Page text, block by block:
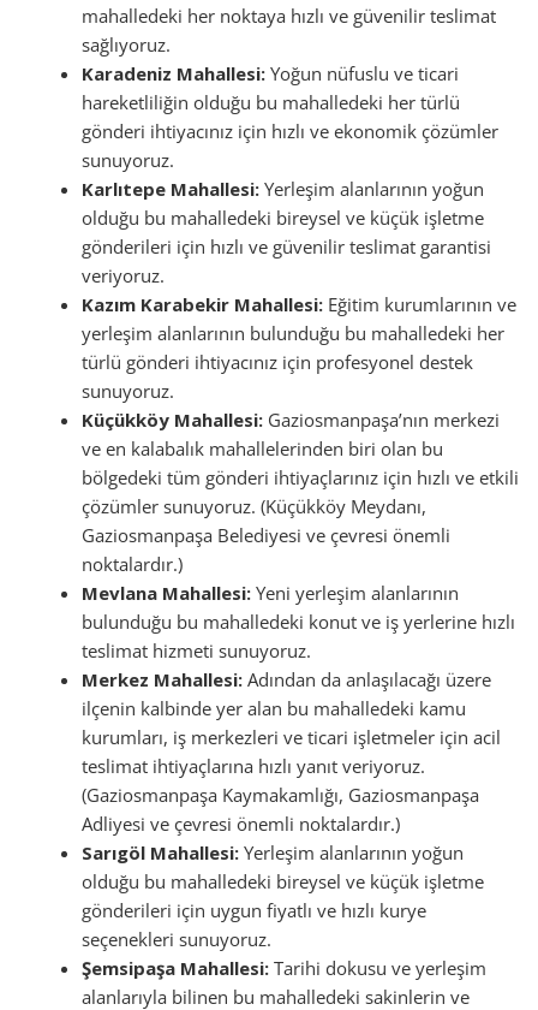
mahalledeki her noktaya hızlı ve güvenilir teslimat
sağlıyoruz.
Karadeniz Mahallesi: Yoğun nüfuslu ve ticari
hareketliliğin olduğu bu mahalledeki her türlü
gönderi ihtiyacınız için hızlı ve ekonomik çözümler
sunuyoruz.
Karlıtepe Mahallesi: Yerleşim alanlarının yoğun
olduğu bu mahalledeki bireysel ve küçük işletme
gönderileri için hızlı ve güvenilir teslimat garantisi
veriyoruz.
Kazım Karabekir Mahallesi: Eğitim kurumlarının ve
yerleşim alanlarının bulunduğu bu mahalledeki her
türlü gönderi ihtiyacınız için profesyonel destek
sunuyoruz.
Küçükköy Mahallesi: Gaziosmanpaşa’nın merkezi
ve en kalabalık mahallelerinden biri olan bu
bölgedeki tüm gönderi ihtiyaçlarınız için hızlı ve etkili
çözümler sunuyoruz. (Küçükköy Meydanı,
Gaziosmanpaşa Belediyesi ve çevresi önemli
noktalardır.)
Mevlana Mahallesi: Yeni yerleşim alanlarının
bulunduğu bu mahalledeki konut ve iş yerlerine hızlı
teslimat hizmeti sunuyoruz.
Merkez Mahallesi: Adından da anlaşılacağı üzere
ilçenin kalbinde yer alan bu mahalledeki kamu
kurumları, iş merkezleri ve ticari işletmeler için acil
teslimat ihtiyaçlarına hızlı yanıt veriyoruz.
(Gaziosmanpaşa Kaymakamlığı, Gaziosmanpaşa
Adliyesi ve çevresi önemli noktalardır.)
Sarıgöl Mahallesi: Yerleşim alanlarının yoğun
olduğu bu mahalledeki bireysel ve küçük işletme
gönderileri için uygun fiyatlı ve hızlı kurye
seçenekleri sunuyoruz.
Şemsipaşa Mahallesi: Tarihi dokusu ve yerleşim
alanlarıyla bilinen bu mahalledeki sakinlerin ve